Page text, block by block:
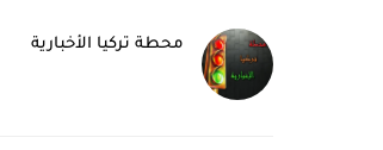
محطة تركيا الأخبارية